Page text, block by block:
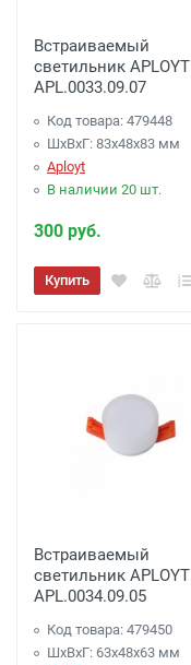
Встраиваемый
светильник APLOYT
APL.0033.09.07
Код товара: 479448
ШхВхГ: 83x48x83 мм
Aployt
В наличии 20 шт.
300 руб.
Купить
Встраиваемый
светильник APLOYT
APL.0034.09.05
Код товара: 479450
ШхВхГ: 63x48x63 мм